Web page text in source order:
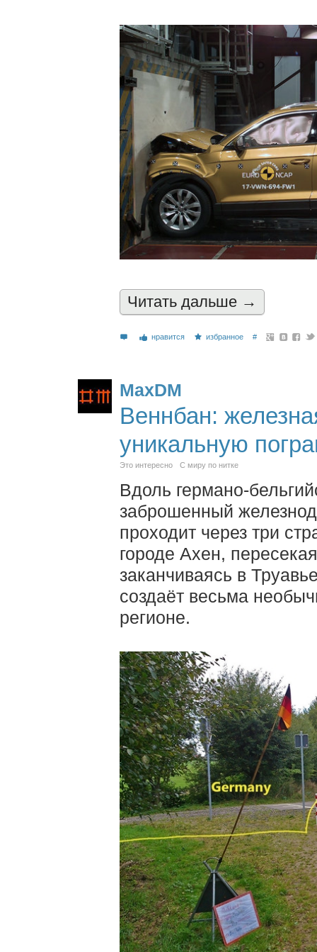
Читать дальшe →
нравится избранное #
MaxDM
Веннбан:
уникальную
Это интересно С миру по нитке
Вдоль германо-
заброшенный
проходит через три
городе Ахен,
заканчиваясь в
создаёт весьма
регионе.